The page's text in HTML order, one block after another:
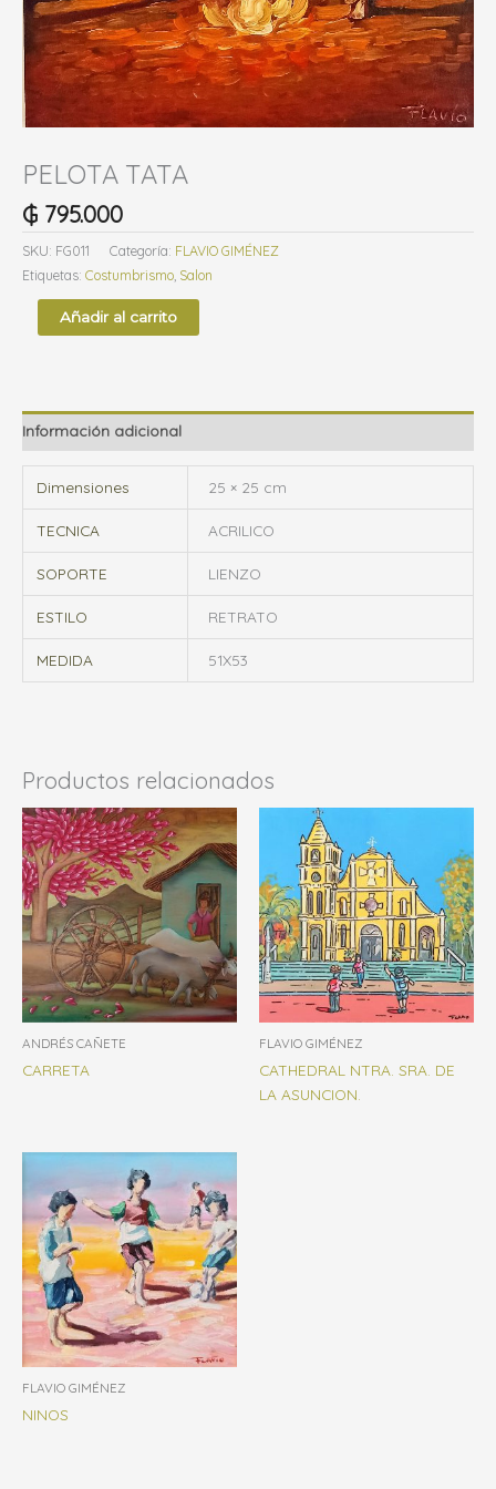
g
o
r
PELOTA TATA
₲ 795.000
SKU: FG011 Categoría: FLAVIO GIMÉNEZ
Etiquetas: Costumbrismo Salon
Añadir al carrito
Información adicional
Dimensiones 25 × 25 cm
TECNICA ACRILICO
SOPORTE LIENZO
ESTILO RETRATO
MEDIDA 51X53
Productos relacionados
ANDRÉS CAÑETE
CARRETA
FLAVIO GIMÉNEZ
CATHEDRAL NTRA. SRA. DE
LA ASUNCION.
FLAVIO GIMÉNEZ
NINOS